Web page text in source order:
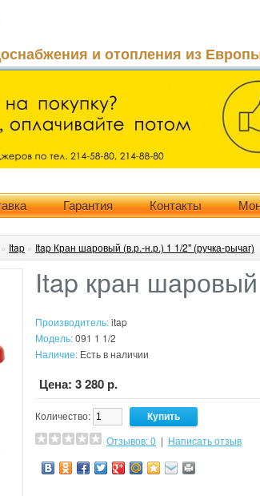
и отопления из
Гарантия Контакты
» Itap » Itap Кран шаровый (в.р.-н.р.) 1 1/2" (ручка-рычаг)
Itap кран шаровый
Производитель:itap
Модель:091 1 1/2
Наличие: Есть в наличии
Цена: 3 280 р.
Количество:
Отзывов: 0 | Написать отзыв